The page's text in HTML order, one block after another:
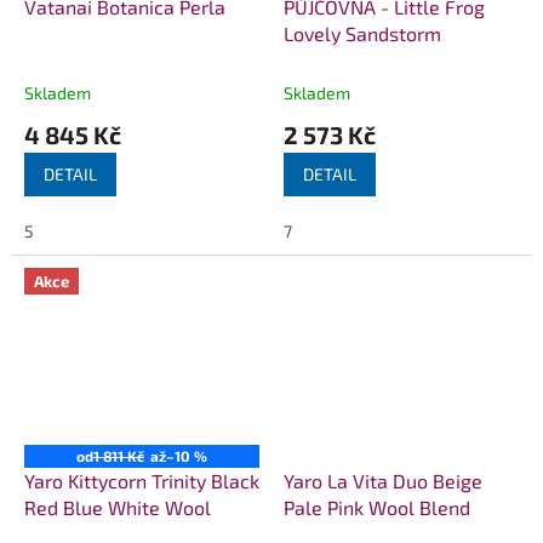
Vatanai Botanica Perla
Skladem
4 845 Kč
DETAIL
5
PŮJČOVNA - Little Frog
Lovely Sandstorm
Skladem
2 573 Kč
DETAIL
7
Akce
od1 811 Kč až–10 %
Yaro Kittycorn Trinity Black
Red Blue White Wool
Yaro La Vita Duo Beige
Pale Pink Wool Blend